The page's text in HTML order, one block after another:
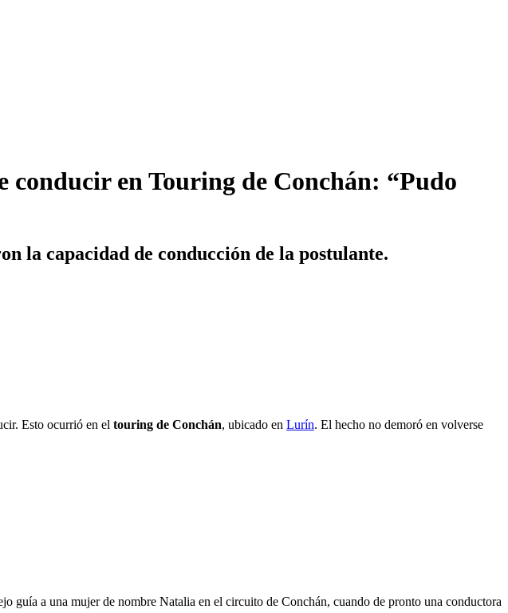
conducir en Touring de Conchán: “Pudo
la capacidad de conducción de la postulante.
Esto ocurrió en el touring de Conchán, ubicado en Lurín. El hecho no demoró en volverse
guía a una mujer de nombre Natalia en el circuito de Conchán, cuando de pronto una conductora